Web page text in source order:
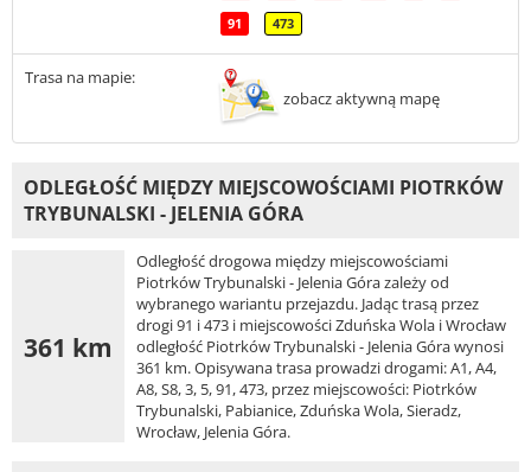
91 473
Trasa na mapie:
zobacz aktywną mapę
ODLEGŁOŚĆ MIĘDZY MIEJSCOWOŚCIAMI PIOTRKÓW
TRYBUNALSKI - JELENIA GÓRA
361 km
Odległość drogowa między miejscowościami
Piotrków Trybunalski - Jelenia Góra zależy od
wybranego wariantu przejazdu. Jadąc trasą przez
drogi 91 i 473 i miejscowości Zduńska Wola i Wrocław
odległość Piotrków Trybunalski - Jelenia Góra wynosi
361 km. Opisywana trasa prowadzi drogami: A1, A4,
A8, S8, 3, 5, 91, 473, przez miejscowości: Piotrków
Trybunalski, Pabianice, Zduńska Wola, Sieradz,
Wrocław, Jelenia Góra.